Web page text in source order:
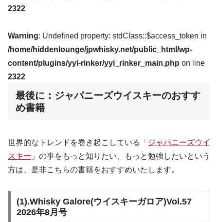
2322
Warning: Undefined property: stdClass::$access_token in
/home/hiddenlounge/jpwhisky.net/public_html/wp-
content/plugins/yyi-rinker/yyi_rinker_main.php on line
2322
最後に：ジャパニーズウイスキーのおすす
め書籍
世界的なトレンドを巻き起こしている「 ジャパニーズウイ
スキー 」の事をもっと知りたい、もっと勉強したいという
方は、是非こちらの書籍をおすすめいたします。
(1).Whisky Galore(ウイスキーガロア)Vol.57
2026年8月号